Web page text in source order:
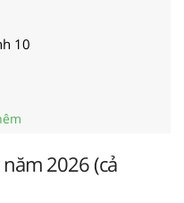
10
2026 (cả